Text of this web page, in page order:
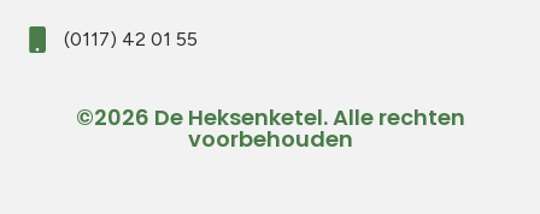
(0117) 42 01 55
©2026 De Heksenketel. Alle rechten
voorbehouden